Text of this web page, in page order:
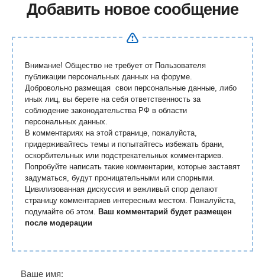
Добавить новое сообщение
Внимание! Общество не требует от Пользователя
публикации персональных данных на форуме.
Добровольно размещая свои персональные данные, либо
иных лиц, вы берете на себя ответственность за
соблюдение законодательства РФ в области
персональных данных.
В комментариях на этой странице, пожалуйста,
придерживайтесь темы и попытайтесь избежать брани,
оскорбительных или подстрекательных комментариев.
Попробуйте написать такие комментарии, которые заставят
задуматься, будут проницательными или спорными.
Цивилизованная дискуссия и вежливый спор делают
страницу комментариев интересным местом. Пожалуйста,
подумайте об этом. Ваш комментарий будет размещен
после модерации
Ваше имя: